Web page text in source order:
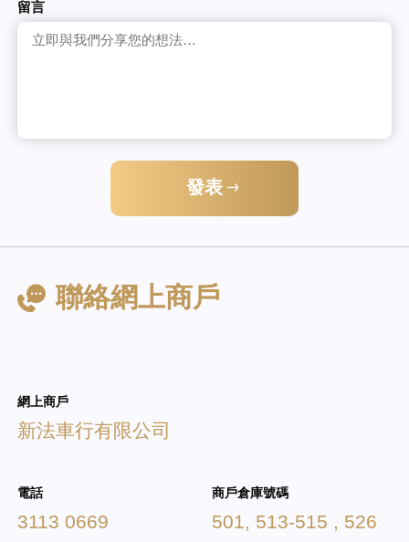
留言
發表
聯絡網上商戶
網上商戶
新法車行有限公司
電話
3113 0669
商戶倉庫號碼
501, 513-515 , 526